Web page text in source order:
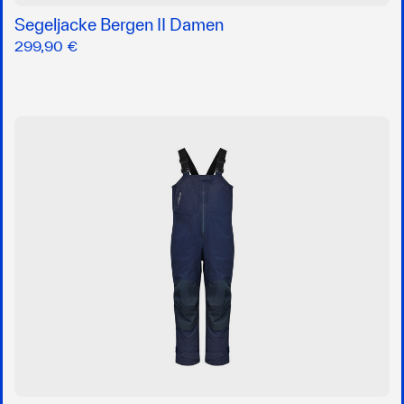
Segeljacke Bergen II Damen
299,90 €